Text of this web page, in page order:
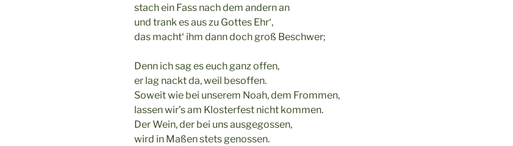
stach ein Fass nach dem andern an
und trank es aus zu Gottes Ehr‘,
das macht‘ ihm dann doch groß Beschwer;
Denn ich sag es euch ganz offen,
er lag nackt da, weil besoffen.
Soweit wie bei unserem Noah, dem Frommen,
lassen wir’s am Klosterfest nicht kommen.
Der Wein, der bei uns ausgegossen,
wird in Maßen stets genossen.